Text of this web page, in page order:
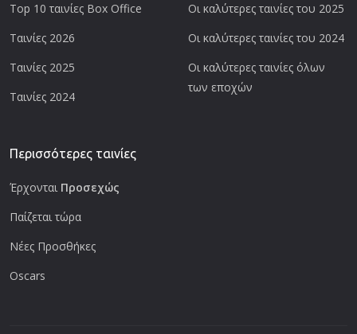
Top 10 ταινίες Box Office
Ταινίες 2026
Ταινίες 2025
Ταινίες 2024
Οι καλύτερες ταινίες του 2025
Οι καλύτερες ταινίες του 2024
Οι καλύτερες ταινίες όλων
των εποχών
Περισσότερες ταινίες
Έρχονται Προσεχώς
Παίζεται τώρα
Νέες Προσθήκες
Oscars